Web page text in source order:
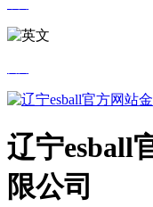
辽宁esball
限公司